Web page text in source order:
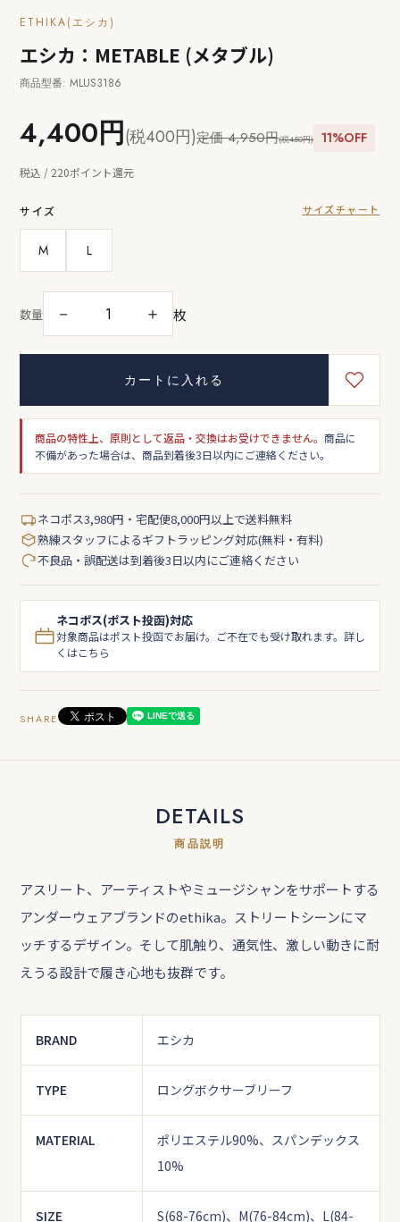
ETHIKA(エシカ)
エシカ：METABLE (メタブル)
商品型番: MLUS3186
4,400円(税400円)定価 4,950円(税450円) 11%OFF
税込 / 220ポイント還元
サイズ サイズチャート
M L
数量 － ＋ 枚
カートに入れる
商品の特性上、原則として返品・交換はお受けできません。商品に
不備があった場合は、商品到着後3日以内にご連絡ください。
ネコポス3,980円・宅配便8,000円以上で送料無料
熟練スタッフによるギフトラッピング対応(無料・有料)
不良品・誤配送は到着後3日以内にご連絡ください
ネコポス(ポスト投函)対応
対象商品はポスト投函でお届け。ご不在でも受け取れます。詳し
くはこちら
SHARE
DETAILS
商品説明
アスリート、アーティストやミュージシャンをサポートする
アンダーウェアブランドのethika。ストリートシーンにマ
ッチするデザイン。そして肌触り、通気性、激しい動きに耐
えうる設計で履き心地も抜群です。
BRAND エシカ
TYPE ロングボクサーブリーフ
MATERIAL
ポリエステル90%、スパンデックス
10%
SIZE S(68-76cm)、M(76-84cm)、L(84-